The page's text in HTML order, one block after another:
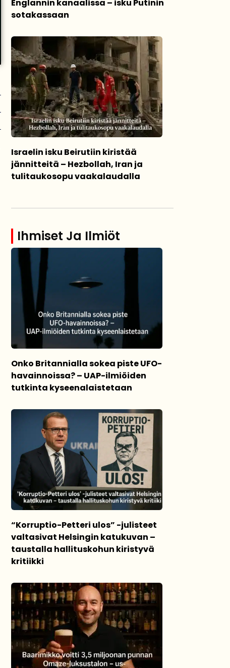
Englannin kanaalissa – isku Putinin
sotakassaan
Israelin isku Beirutiin kiristää
jännitteitä – Hezbollah, Iran ja
tulitaukosopu vaakalaudalla
Ihmiset Ja Ilmiöt
Onko Britannialla sokea piste UFO-
havainnoissa? – UAP-ilmiöiden
tutkinta kyseenalaistetaan
“Korruptio-Petteri ulos” -julisteet
valtasivat Helsingin katukuvan –
taustalla hallituskohun kiristyvä
kritiikki